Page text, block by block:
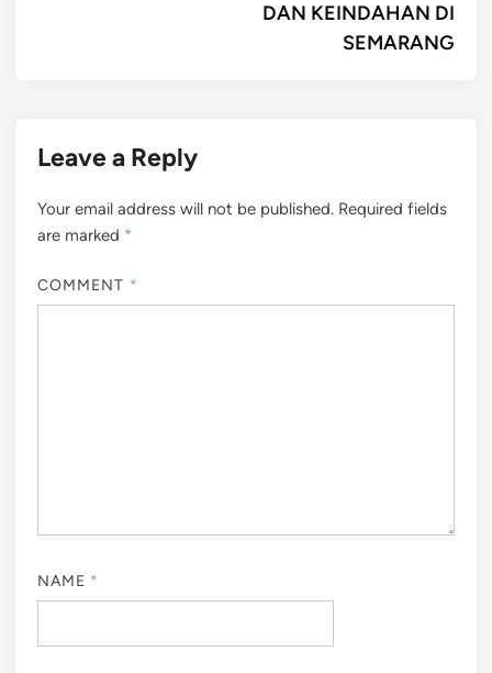
DAN KEINDAHAN DI
SEMARANG
Leave a Reply
Your email address will not be published. Required fields
are marked *
COMMENT *
NAME *